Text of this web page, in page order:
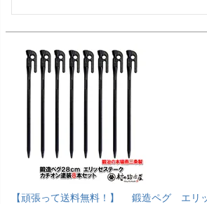
【頑張って送料無料！】 鍛造ペグ エリ